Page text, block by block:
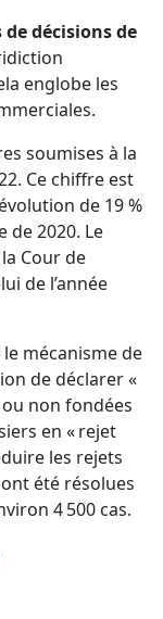
décisions de
englobe les
soumises à la
Ce chiffre est
de 19 %
de 2020. Le
Cour de
de l’année
mécanisme de
de déclarer «
non fondées
en « rejet
les rejets
été résolues
4 500 cas.